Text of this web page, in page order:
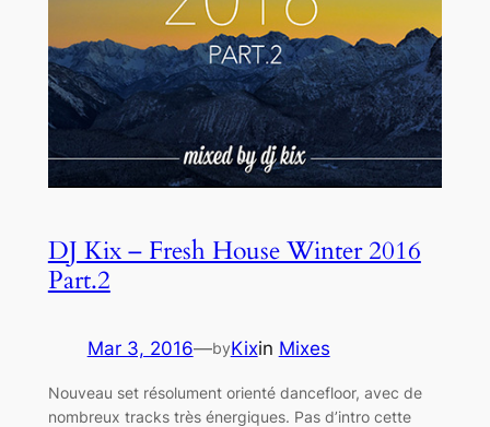
DJ Kix – Fresh House Winter 2016
Part.2
Mar 3, 2016—byKixin Mixes
Nouveau set résolument orienté dancefloor, avec de
nombreux tracks très énergiques. Pas d’intro cette